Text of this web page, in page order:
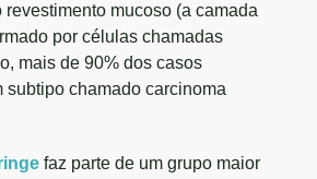
revestimento mucoso (a camada
por células chamadas
mais de 90% dos casos
subtipo chamado carcinoma
faz parte de um grupo maior